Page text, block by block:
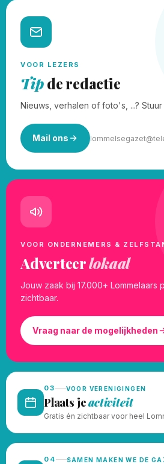
VOOR LEZERS
Tipde redactie
Nieuws, verhalen of foto's, ...? Stuur
Mail ons
VOOR ONDERNEMERS &
Adverteerlokaal
Jouw zaak bij 17.000+ Lommelaars
zichtbaar.
Vraag naar de mogelijkheden
03 VOOR VERENIGINGEN
Plaats jeactiviteit
Gratis én zichtbaar voor heel
04 SAMEN MAKEN WE DE